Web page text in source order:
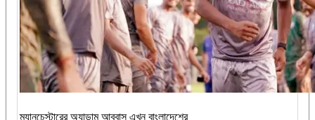
ম্যানচেস্টারের অ্যাডাম আব্বাস এখন বাংলাদেশের